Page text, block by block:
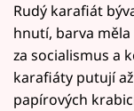
Rudý karafiát
hnutí, barva
za socialismus a
karafiáty putují
papírových